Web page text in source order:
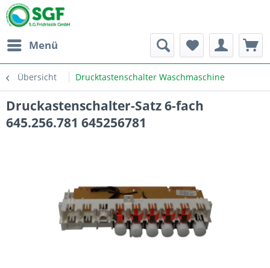
Menü
Übersicht Drucktastenschalter Waschmaschine
Druckastenschalter-Satz 6-fach
645.256.781 645256781